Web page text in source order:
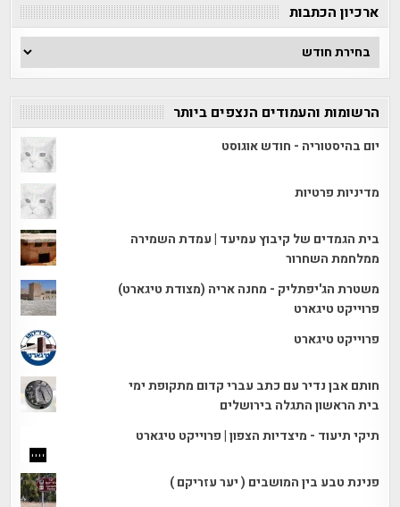
ארכיון הכתבות
ארכיון
הכתבות
הרשומות והעמודים הנצפים ביותר
יום בהיסטוריה - חודש אוגוסט
מדיניות פרטיות
בית הגמדים של קיבוץ עמיעד | עמדת השמירה
ממלחמת השחרור
משטרת הג'יפתליק - מחנה אריה (מצודת טיגארט)
פרוייקט טיגארט
פרוייקט טיגארט
חותם אבן נדיר עם כתב עברי קדום מתקופת ימי
בית הראשון התגלה בירושלים
תיקי תיעוד - מיצדיות הצפון | פרוייקט טיגארט
פנינת טבע בין המושבים ( יער עזריקם )